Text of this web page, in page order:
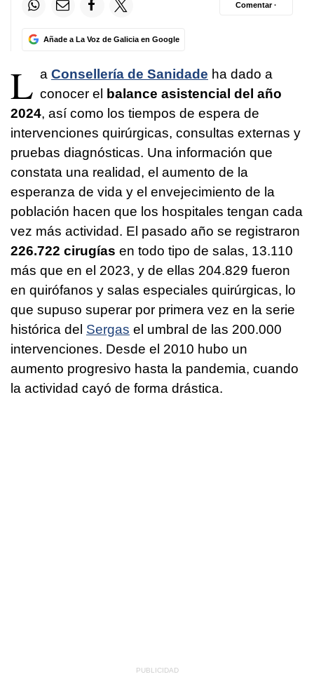
Añade a La Voz de Galicia en Google
Comentar ·
L a Consellería de Sanidade ha dado a
conocer el balance asistencial del año
2024, así como los tiempos de espera de
intervenciones quirúrgicas, consultas externas y
pruebas diagnósticas. Una información que
constata una realidad, el aumento de la
esperanza de vida y el envejecimiento de la
población hacen que los hospitales tengan cada
vez más actividad. El pasado año se registraron
226.722 cirugías en todo tipo de salas, 13.110
más que en el 2023, y de ellas 204.829 fueron
en quirófanos y salas especiales quirúrgicas, lo
que supuso superar por primera vez en la serie
histórica del Sergas el umbral de las 200.000
intervenciones. Desde el 2010 hubo un
aumento progresivo hasta la pandemia, cuando
la actividad cayó de forma drástica.